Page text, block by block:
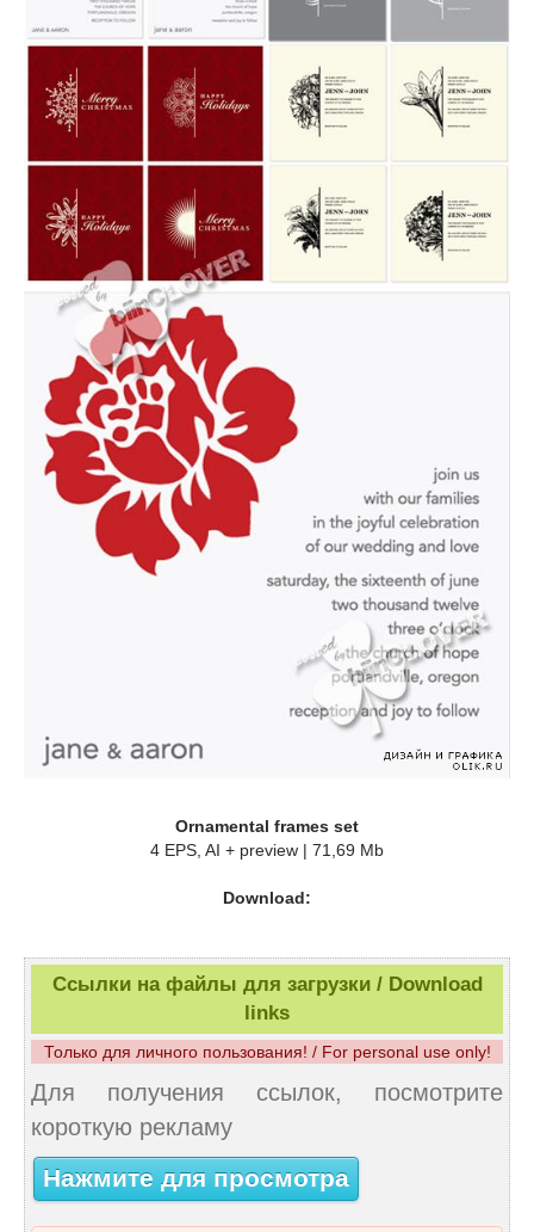
Ornamental frames set
4 EPS, AI + preview | 71,69 Mb
Download:
Ссылки на файлы для загрузки / Download
links
Только для личного пользования! / For personal use only!
Для получения ссылок, посмотрите
короткую рекламу
Нажмите для просмотра